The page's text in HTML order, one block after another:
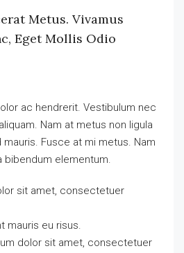
Metus. Vivamus
Eget Mollis Odio
ac hendrerit. Vestibulum nec
Nam at metus non ligula
Fusce at mi metus. Nam
bibendum elementum.
sit amet, consectetuer
mauris eu risus.
dolor sit amet, consectetuer